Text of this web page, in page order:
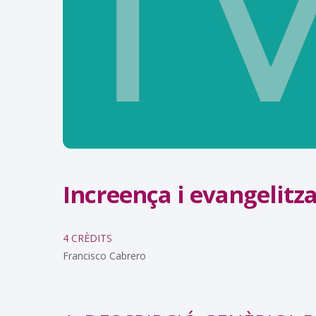
Increença i
4 CRÈDITS
Francisco Cabrero